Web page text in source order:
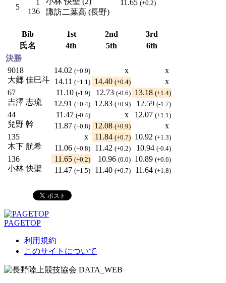
5
1
136
諏訪二葉高 (長野)
11.65 (+0.2)
Bib 1st 2nd
3rd
氏名
4th 5th
6th
決勝
9018
大郷 佳巳斗
14.02 (+0.9) x
x
14.11 (+1.1) 14.40 (+0.4)
x
67
吉澤 志琉
11.10 (-1.9) 12.73 (-0.6) 13.18 (+1.4)
12.91 (+0.4) 12.83 (+0.9) 12.59 (-1.7)
44
兒野 幹
11.47 (-0.4) x 12.07 (+1.1)
11.87 (+0.8) 12.08 (+0.9)
x
135
木下 航希
x 11.84 (+0.7) 10.92 (+1.3)
11.06 (+0.8) 11.42 (+0.2) 10.94 (-0.4)
136
小林 快聖
11.65 (+0.2) 10.96 (0.0) 10.89 (+0.6)
11.47 (+1.5) 11.40 (+0.7) 11.64 (+1.8)
PAGETOP
利用規約
このサイトについて